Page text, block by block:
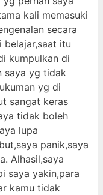
kali memasuki
secara
belajar,saat itu
kumpulkan di
saya yg tidak
yg di
sangat keras
tidak boleh
lupa
panik,saya
Alhasil,saya
saya yakin,para
kamu tidak